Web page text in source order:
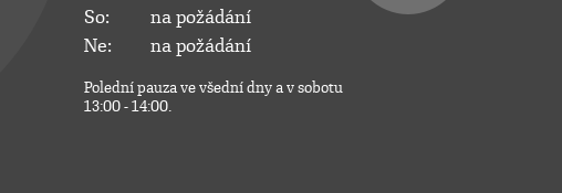
So:
na požádání
Ne:
na požádání
Polední pauza ve všední dny a v sobotu
13:00 - 14:00.